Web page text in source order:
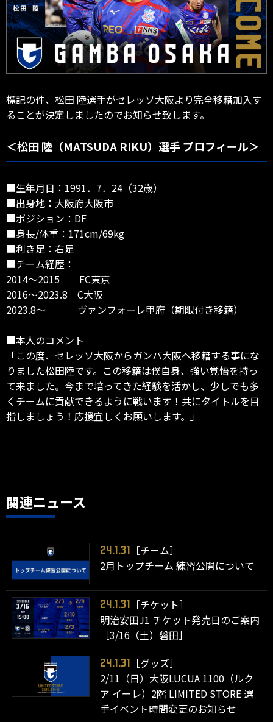
標記の件、松田 陸選手がセレッソ大阪より完全移籍加入す
ることが決定しましたのでお知らせ致します。
＜松田 陸（MATSUDA RIKU）選手 プロフィール＞
■生年月日：1991．7．24（32歳）
■出身地：大阪府大阪市
■ポジション：DF
■身長/体重：171cm/69kg
■利き足：右足
■チーム経歴：
2014～2015 FC東京
2016～2023.8 C大阪
2023.8～ ヴァンフォーレ甲府（期限付き移籍）
■本人のコメント
「この度、セレッソ大阪からガンバ大阪へ移籍する事にな
りました松田陸です。この移籍は僕自身、強い覚悟を持っ
て来ました。今まで培ってきた経験を活かし、少しでも多
くチームに貢献できるように戦います！共にタイトルを目
指しましょう！応援宜しくお願いします。」
関連ニュース
24.1.31
［チーム］
2月トップチーム 練習公開について
24.1.31
［チケット］
明治安田J1 チケット発売日のご案内
［3/16（土）磐田］
24.1.31
［グッズ］
2/11（日）大阪LUCUA 1100（ルク
ア イーレ）2階 LIMITED STORE 選
手イベント時間変更のお知らせ